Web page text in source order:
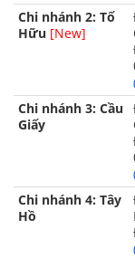
Tham khảo thêm
đây
Chi nhánh 2: Tố
Hữu [New]
Chi nhánh 3: Cầu
Giấy
Chi nhánh 4: Tây
Hồ